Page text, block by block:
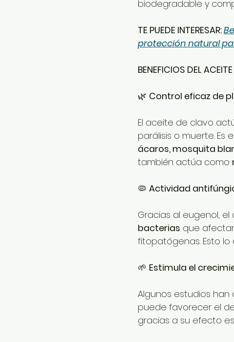
biodegradable y
TE PUEDE INTERESAR:
protección natural
BENEFICIOS DEL
🌿 Control eficaz de
El aceite de clavo
parálisis o muerte.
ácaros, mosquita
también actúa como
🦠 Actividad
Gracias al eugenol,
bacterias que
fitopatógenas. Esto
🌱 Estimula el
Algunos estudios
puede favorecer el
gracias a su efecto